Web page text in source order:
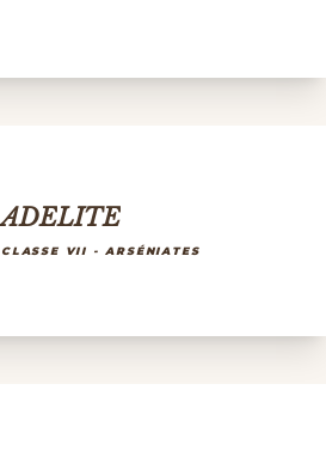
ADELITE
CLASSE VII - ARSÉNIATES